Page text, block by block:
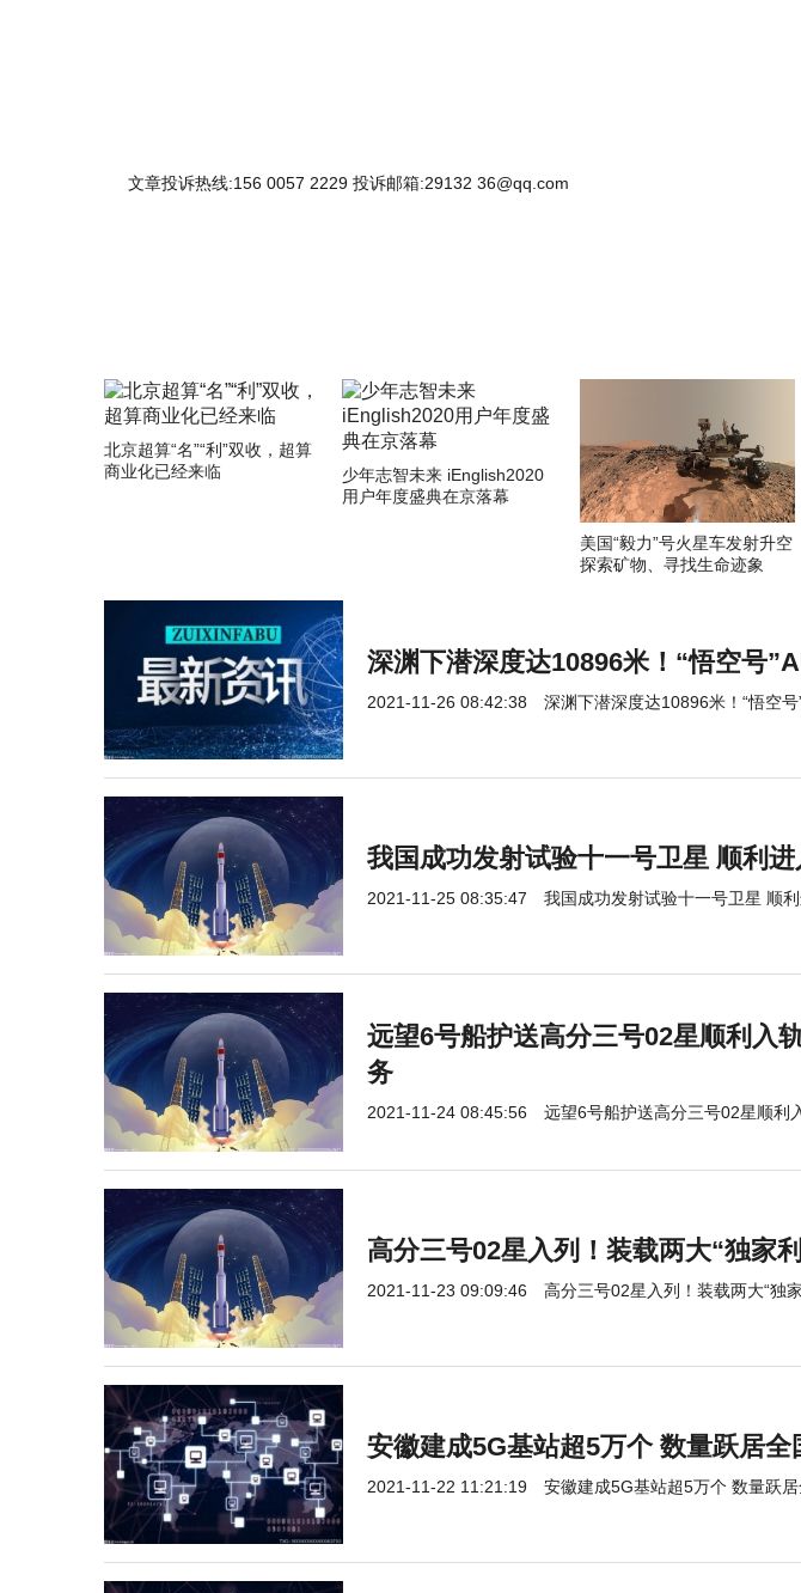
文章投诉热线:156 0057 2229 投诉邮箱:29132 36@qq.com
北京超算“名”“利”双收，超算
商业化已经来临
少年志智未来 iEnglish2020
用户年度盛典在京落幕
美国“毅力”号火星车发射升空
探索矿物、寻找生命迹象
深渊下潜深度达10896米！“悟空号
2021-11-26 08:42:38 深渊下潜深度达10896米！“悟空
我国成功发射试验十一号卫星 顺利
2021-11-25 08:35:47 我国成功发射试验十一号卫星 顺
远望6号船护送高分三号02星顺利入
务
2021-11-24 08:45:56 远望6号船护送高分三号02星顺利
高分三号02星入列！装载两大“独家
2021-11-23 09:09:46 高分三号02星入列！装载两大“独
安徽建成5G基站超5万个 数量跃居全
2021-11-22 11:21:19 安徽建成5G基站超5万个 数量跃